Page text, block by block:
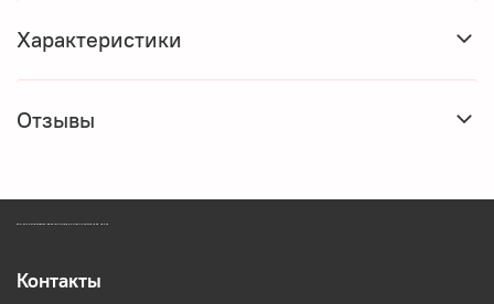
Характеристики
Отзывы
Контакты